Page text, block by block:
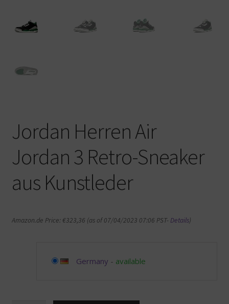
Jordan Herren Air
Jordan 3 Retro-Sneaker
aus Kunstleder
Amazon.de Price: €323,36 (as of 07/04/2023 07:06 PST- Details)
Germany - available